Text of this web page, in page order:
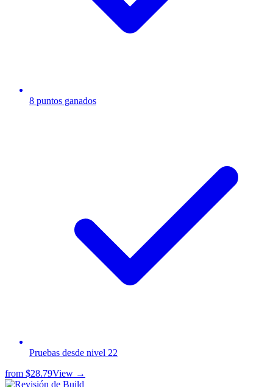
8 puntos ganados
Pruebas desde nivel 22
from $28.79View →